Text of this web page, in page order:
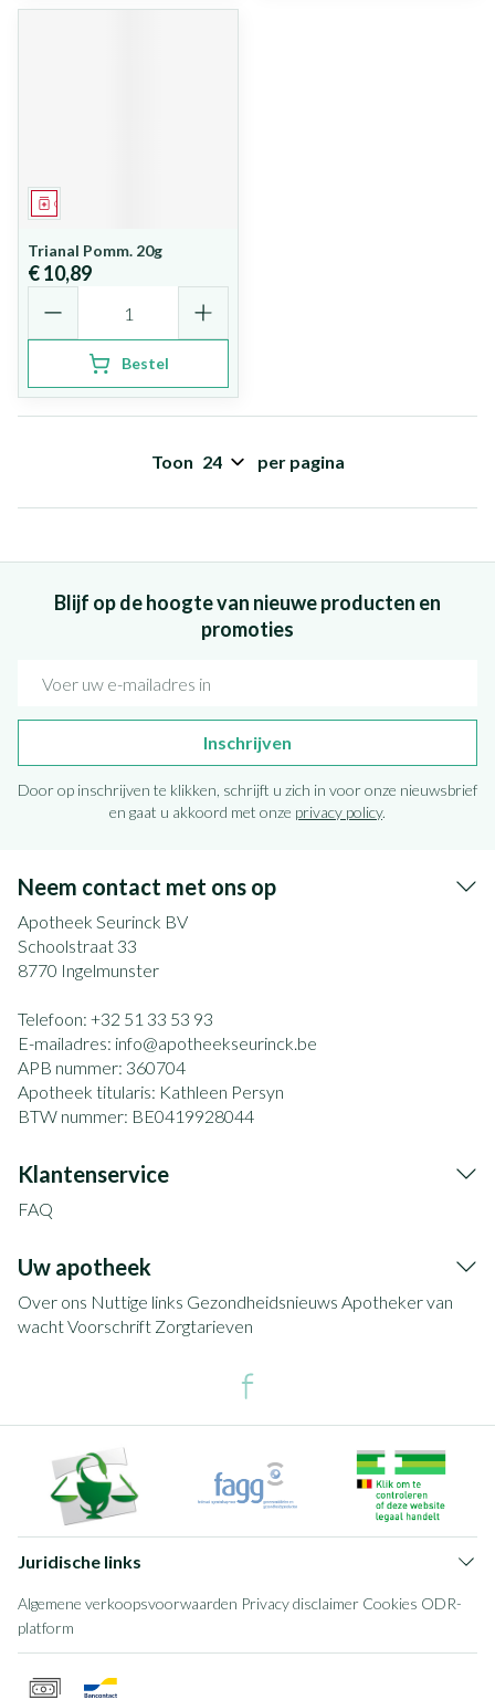
Geneesmiddel
Trianal Pomm. 20g
€ 10,89
Bestel
Toon per pagina
Blijf op de hoogte van nieuwe producten en
promoties
Inschrijven
Door op inschrijven te klikken, schrijft u zich in voor onze nieuwsbrief
en gaat u akkoord met onze privacy policy.
Neem contact met ons op
Apotheek Seurinck BV
Schoolstraat 33
8770 Ingelmunster
Telefoon: +32 51 33 53 93
E-mailadres: info@apotheekseurinck.be
APB nummer: 360704
Apotheek titularis: Kathleen Persyn
BTW nummer: BE0419928044
Klantenservice
FAQ
Uw apotheek
Over ons Nuttige links Gezondheidsnieuws Apotheker van
wachtVoorschrift Zorgtarieven
Juridische links
Algemene verkoopsvoorwaarden Privacy disclaimer Cookies ODR-
platform